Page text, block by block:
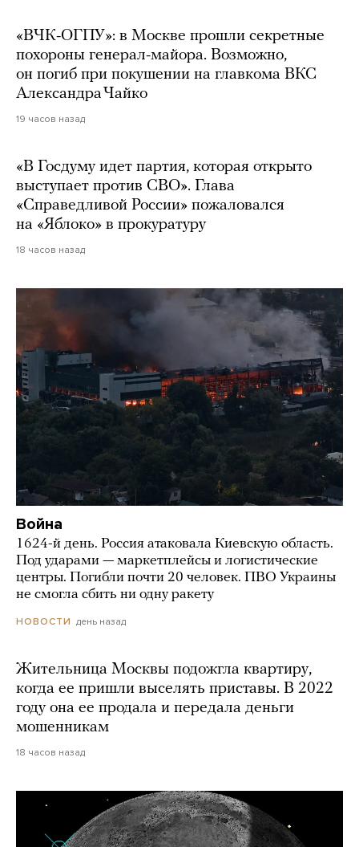
«ВЧК-ОГПУ»: в Москве прошли секретные
похороны генерал-майора. Возможно,
он погиб при покушении на главкома ВКС
Александра Чайко
19 часов назад
«В Госдуму идет партия, которая открыто
выступает против СВО». Глава
«Справедливой России» пожаловался
на «Яблоко» в прокуратуру
18 часов назад
Война
1624-й день. Россия атаковала Киевскую область.
Под ударами — маркетплейсы и логистические
центры. Погибли почти 20 человек. ПВО Украины
не смогла сбить ни одну ракету
НОВОСТИ день назад
Жительница Москвы подожгла квартиру,
когда ее пришли выселять приставы. В 2022
году она ее продала и передала деньги
мошенникам
18 часов назад